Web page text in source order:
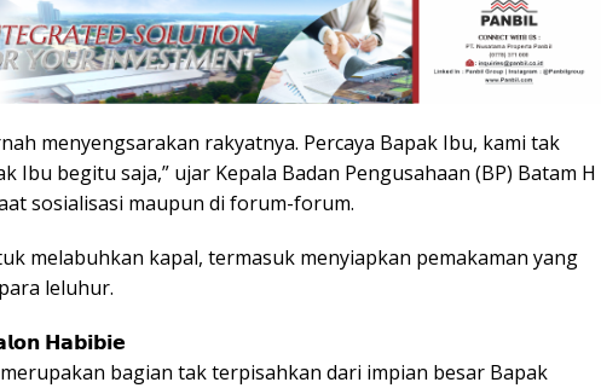
menyengsarakan rakyatnya. Percaya Bapak Ibu, kami tak
Ibu begitu saja,” ujar Kepala Badan Pengusahaan (BP) Batam H
sosialisasi maupun di forum-forum.
melabuhkan kapal, termasuk menyiapkan pemakaman yang
leluhur.
𝗛𝗮𝗯𝗶𝗯𝗶𝗲
bagian tak terpisahkan dari impian besar Bapak